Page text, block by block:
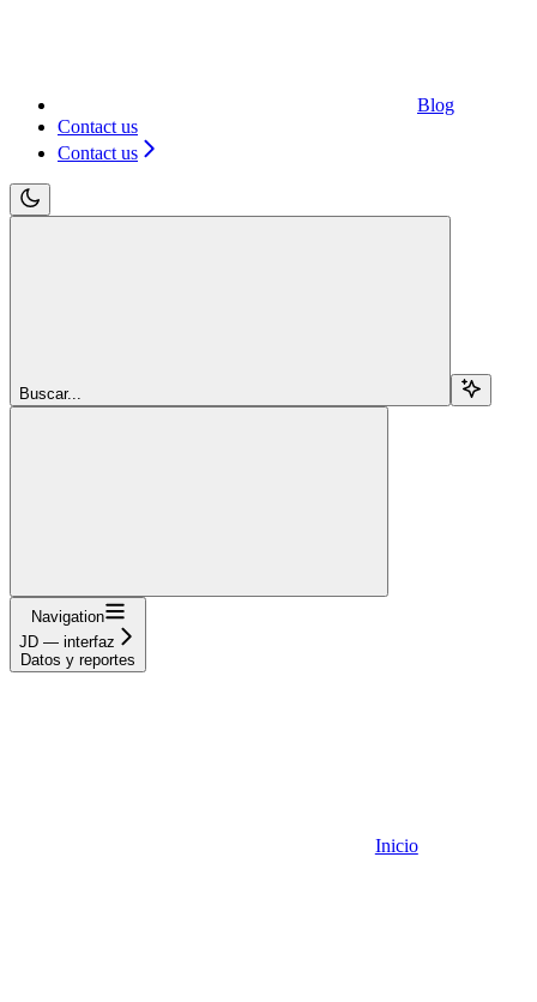
Blog
Contact us
Contact us
Buscar...
Navigation
JD — interfaz
Datos y reportes
Inicio